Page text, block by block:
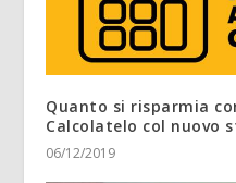
Quanto si risparmia
Calcolatelo col nuovo
06/12/2019